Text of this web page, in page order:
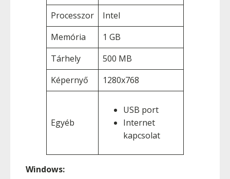
Processzor
Intel
Memória
1 GB
Tárhely
500 MB
Képernyő
1280x768
Egyéb
USB port
Internet
kapcsolat
Windows: